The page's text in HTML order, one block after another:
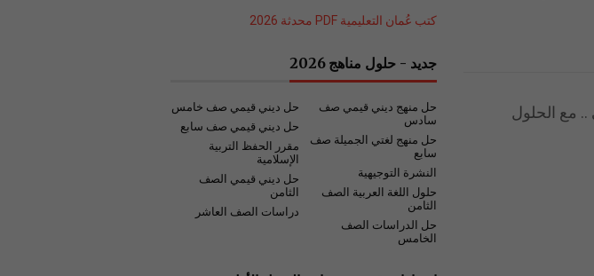
.. مع الحلول
كتب عُمان التعليمية PDF محدثة 2026
جديد - حلول مناهج 2026
حل ديني قيمي صف خامس
حل منهج ديني قيمي صف
سادس
حل ديني قيمي صف سابع
حل منهج لغتي الجميلة صف
سابع
مقرر الحفظ التربية
الإسلامية
النشرة التوجيهية
حل ديني قيمي الصف
الثامن
حلول اللغة العربية الصف
الثامن
دراسات الصف العاشر
حل الدراسات الصف
الخامس